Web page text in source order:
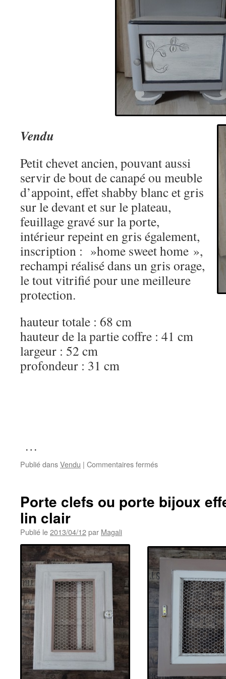
Vendu
Petit chevet ancien, pouvant aussi
servir de bout de canapé ou meuble
d’appoint, effet shabby blanc et gris
sur le devant et sur le plateau,
feuillage gravé sur la porte,
intérieur repeint en gris également,
inscription : »home sweet home »,
rechampi réalisé dans un gris orage,
le tout vitrifié pour une meilleure
protection.
hauteur totale : 68 cm
hauteur de la partie coffre : 41 cm
largeur : 52 cm
profondeur : 31 cm
…
Publié dansVendu | Commentaires ferméssur
dans
et
blanc
Porte clefs ou porte bijoux
lin clair
Publié le2013/04/12par Magali